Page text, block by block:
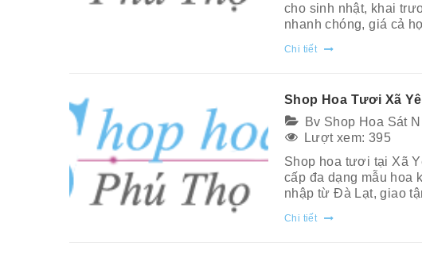
cho sinh nhật, khai
nhanh chóng, giá cả
Chi tiết
Shop Hoa Tươi Xã
Bv Shop Hoa Sát
Lượt xem: 395
Shop hoa tươi tại Xã
cấp đa dạng mẫu
nhập từ Đà Lạt, giao
Chi tiết